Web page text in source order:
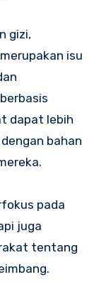
gizi,
isu
dapat lebih
bahan
pada
juga
tentang